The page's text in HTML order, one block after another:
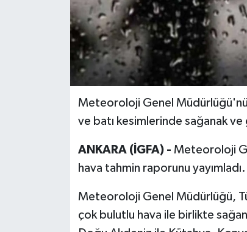
Meteoroloji Genel
ve batı kesimlerinde sağanak
ANKARA (İGFA) - Meteoroloji
hava tahmin raporunu yayımladı.
Meteoroloji Genel Müdürlüğü,
çok bulutlu hava ile birlikte